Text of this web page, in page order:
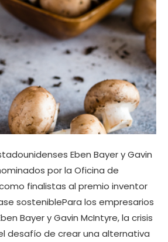
Eben Bayer y Gavin
por la Oficina de
finalistas al premio inventor
sosteniblePara los empresarios
Bayer y Gavin McIntyre, la crisis
desafío de crear una alternativa